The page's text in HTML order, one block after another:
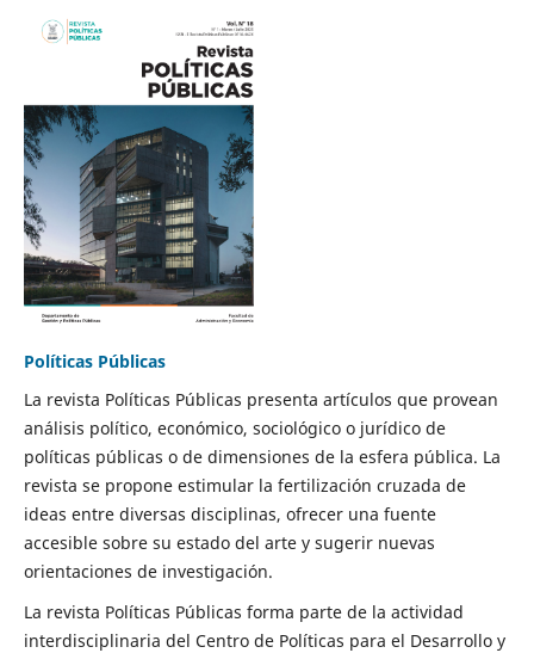
Políticas Públicas
La revista Políticas Públicas presenta artículos que provean
análisis político, económico, sociológico o jurídico de
políticas públicas o de dimensiones de la esfera pública. La
revista se propone estimular la fertilización cruzada de
ideas entre diversas disciplinas, ofrecer una fuente
accesible sobre su estado del arte y sugerir nuevas
orientaciones de investigación.
La revista Políticas Públicas forma parte de la actividad
interdisciplinaria del Centro de Políticas para el Desarrollo y